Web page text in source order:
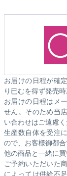
お届けの日程が確
り已むを得ず発売
お届けの日程はメ
せん。そのため当
い合わせはご遠慮く
生産数自体を受注
ので、お客様御都
他の商品と一緒に
ご予約いただいた
によっては供給不